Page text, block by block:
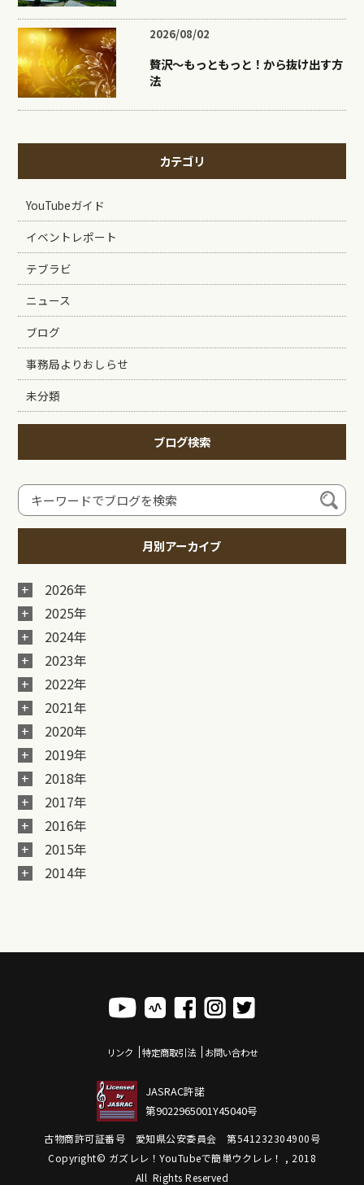
2026/08/02
贅沢〜もっともっと！から抜け出す方
法
カテゴリ
YouTubeガイド
イベントレポート
テブラビ
ニュース
ブログ
事務局よりおしらせ
未分類
ブログ検索
月別アーカイブ
2026年
2025年
2024年
2023年
2022年
2021年
2020年
2019年
2018年
2017年
2016年
2015年
2014年
リンク 特定商取引法 お問い合わせ
JASRAC許諾
第9022965001Y45040号
古物商許可証番号 愛知県公安委員会 第541232304900号
Copyright© ガズレレ！YouTubeで簡単ウクレレ！ , 2018
All Rights Reserved